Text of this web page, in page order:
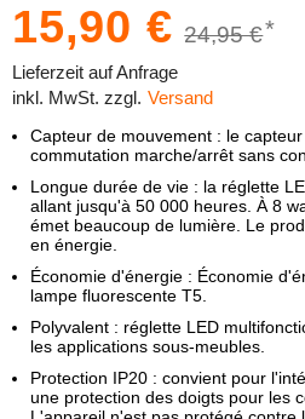
15,90 € 24,95 €*
Lieferzeit auf Anfrage
inkl. MwSt. zzgl. Versand
Capteur de mouvement : le
commutation marche/arrêt sans
Longue durée de vie : la réglette
allant jusqu'à 50 000 heures. À 8
émet beaucoup de lumière. Le
en énergie.
Économie d'énergie : Économie
lampe fluorescente T5.
Polyvalent : réglette LED
les applications sous-meubles.
Protection IP20 : convient pour
une protection des doigts pour les